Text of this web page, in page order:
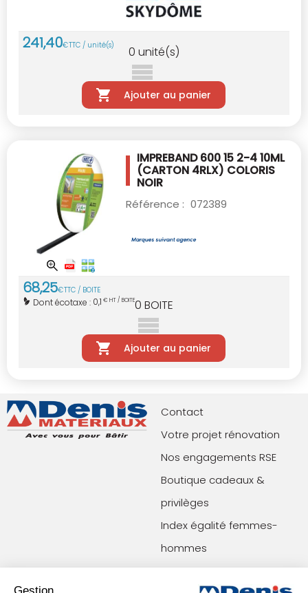
241,40€TTC / unité(s) 0 unité(s)
Ajouter au panier
IMPREBAND 600 15 2-4 10ML
(CARTON 4RLX) COLORIS
NOIR
Référence : 072389
68,25€TTC / BOITE
Dont écotaxe : 0,1 € HT / BOITE0 BOITE
Ajouter au panier
Contact
Votre projet rénovation
Nos engagements RSE
Boutique cadeaux &
privilèges
Index égalité femmes-
hommes
Paiements acceptés Restons en contact !